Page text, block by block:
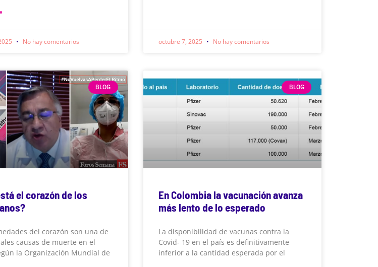
No hay comentarios octubre 7, 2025 No hay comentarios
BLOG
el corazón de los
del corazón son una de
causas de muerte en el
la Organización Mundial de
BLOG
En Colombia la vacunación avanza
más lento de lo esperado
La disponibilidad de vacunas contra la
Covid- 19 en el país es definitivamente
inferior a la cantidad esperada por el